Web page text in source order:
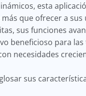
esta
que ofrecer a
sus funciones
beneficioso para
necesidades
sus